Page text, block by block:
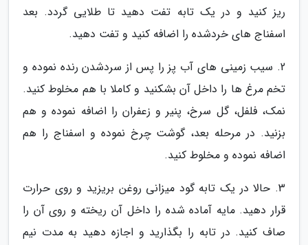
ریز کنید و در یک تابه تفت دهید تا طلایی گردد. بعد
اسفناج های خردشده را اضافه کنید و تفت دهید.
2. سیب زمینی های آب پز را پس از سردشدن رنده نموده و
تخم مرغ ها را داخل آن بشکنید و کاملا با هم مخلوط کنید.
نمک، فلفل، گل سرخ، پنیر و زعفران را اضافه نموده و هم
بزنید. در مرحله بعد، گوشت چرخ نموده و اسفناج را هم
اضافه نموده و مخلوط کنید.
3. حالا در یک تابه گود میزانی روغن بریزید و روی حرارت
قرار دهید. مایه آماده شده را داخل آن ریخته و روی آن را
صاف کنید. در تابه را بگذارید و اجازه دهید به مدت نیم